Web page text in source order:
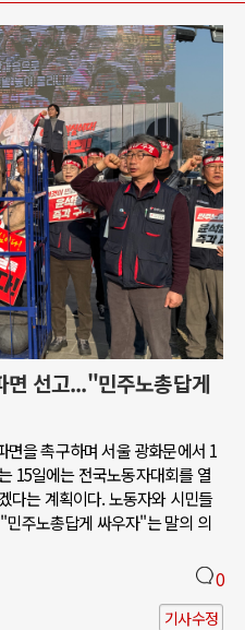
면 선고..."민주노총답게
을 촉구하며 서울 광화문에서 1
15일에는 전국노동자대회를 열
다는 계획이다. 노동자와 시민들
주노총답게 싸우자"는 말의 의
0
기사수정